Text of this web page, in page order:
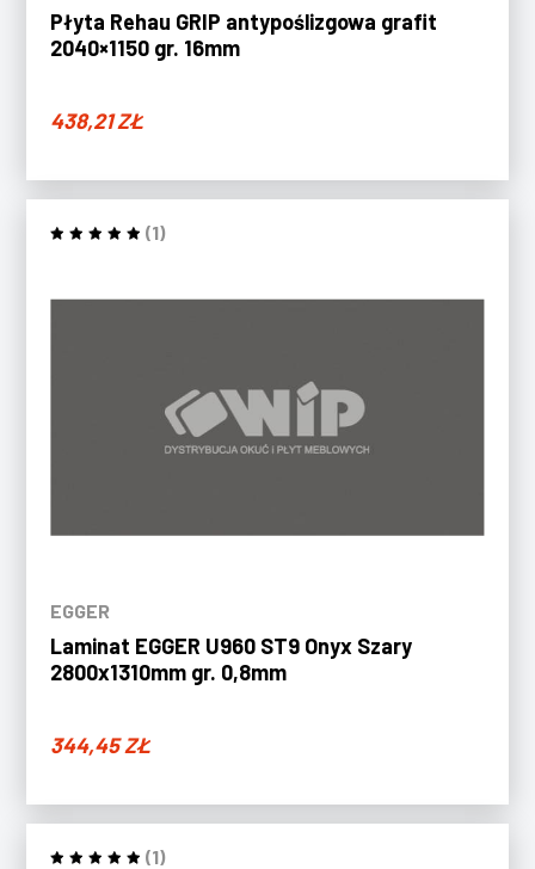
Płyta Rehau GRIP antypoślizgowa grafit
2040×1150 gr. 16mm
438,21ZŁ
(1)
EGGER
Laminat EGGER U960 ST9 Onyx Szary
2800x1310mm gr. 0,8mm
344,45ZŁ
(1)